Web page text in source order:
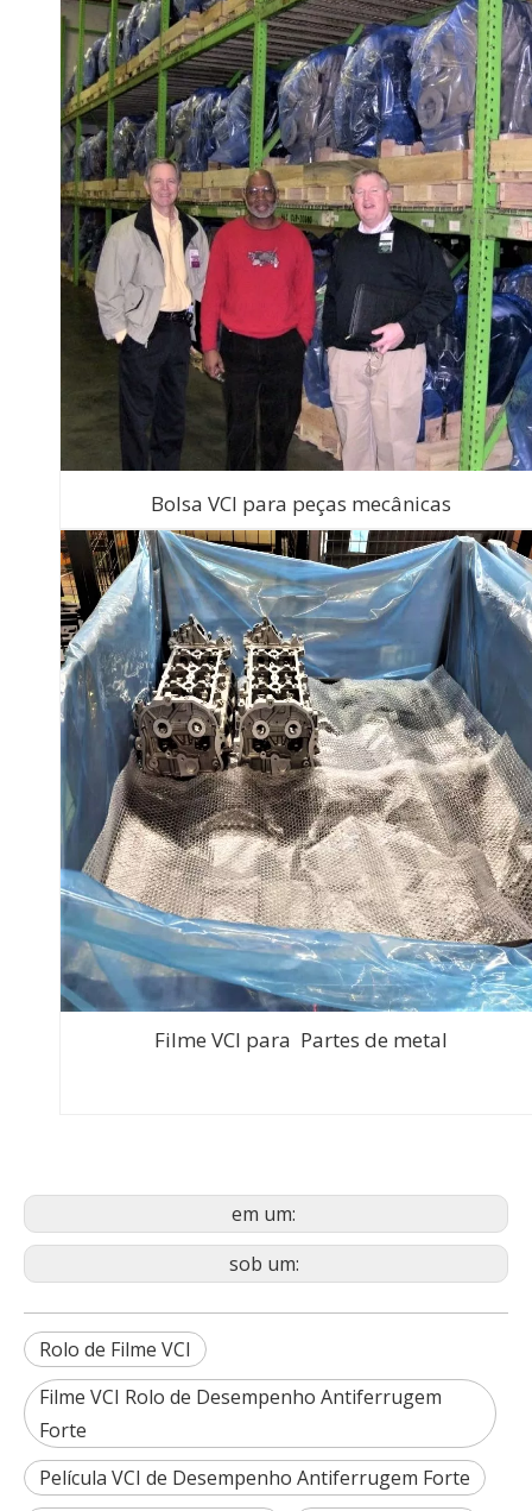
Bolsa VCI para peças mecânicas
Filme VCI para Partes de metal
em um:
sob um:
Rolo de Filme VCI
Filme VCI Rolo de Desempenho Antiferrugem
Forte
Película VCI de Desempenho Antiferrugem Forte